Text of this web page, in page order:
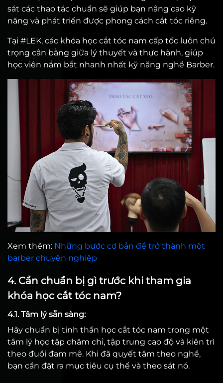
sát các thao tác chuẩn sẽ giúp bạn nâng cao kỹ
năng và phát triển được phong cách cắt tóc riêng.
Tại #LEK, các khóa học cắt tóc nam cấp tốc luôn chú
trọng cân bằng giữa lý thuyết và thực hành, giúp
học viên nắm bắt nhanh nhất kỹ năng nghề Barber.
Xem thêm: Những bước cơ bản để trở thành một
barber chuyên nghiệp
4. Cần chuẩn bị gì trước khi tham gia
khóa học cắt tóc nam?
4.1. Tâm lý sẵn sàng:
Hãy chuẩn bị tinh thần học cắt tóc nam trong một
tâm lý học tập chăm chỉ, tập trung cao độ và kiên trì
theo đuổi đam mê. Khi đã quyết tâm theo nghề,
bạn cần đặt ra mục tiêu cụ thể và theo sát nó.